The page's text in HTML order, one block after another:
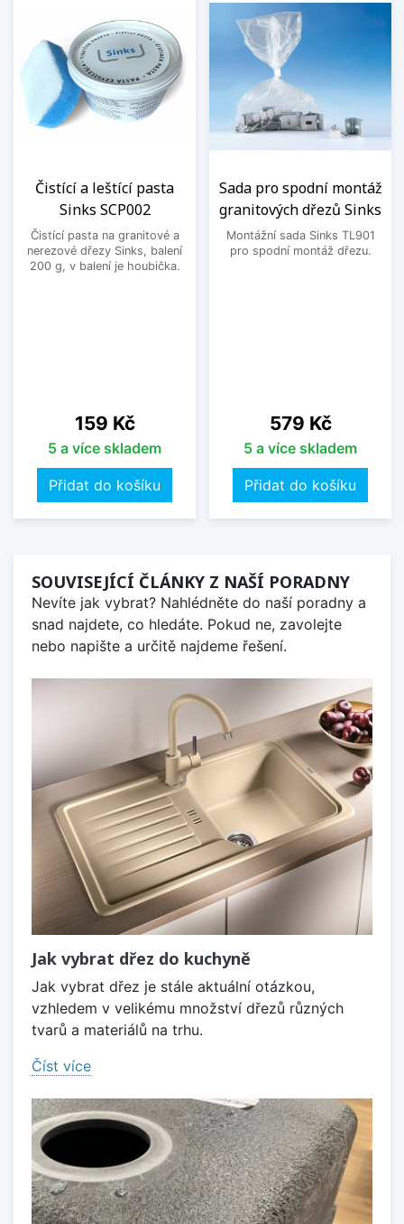
Čistící a leštící pasta
Sinks SCP002
Čistící pasta na granitové a
nerezové dřezy Sinks, balení
200 g, v balení je houbička.
Cena
159 Kč
5 a více skladem
Přidat do košíku
Sada pro spodní montáž
granitových dřezů Sinks
Montážní sada Sinks TL901
pro spodní montáž dřezu.
Cena
579 Kč
5 a více skladem
Přidat do košíku
SOUVISEJÍCÍ ČLÁNKY Z NAŠÍ PORADNY
Nevíte jak vybrat? Nahlédněte do naší poradny a
snad najdete, co hledáte. Pokud ne, zavolejte
nebo napište a určitě najdeme řešení.
Jak vybrat dřez do kuchyně
Jak vybrat dřez je stále aktuální otázkou,
vzhledem v velikému množství dřezů různých
tvarů a materiálů na trhu.
Číst více